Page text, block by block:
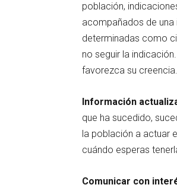
población,
acompañados de una
determinadas como
no seguir la
favorezca su creencia.
Información
que ha sucedido,
la población a actuar
cuándo esperas
Comunicar con